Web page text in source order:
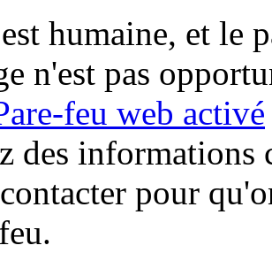
humaine, et le
n'est pas
feu web activé
des informations
pour